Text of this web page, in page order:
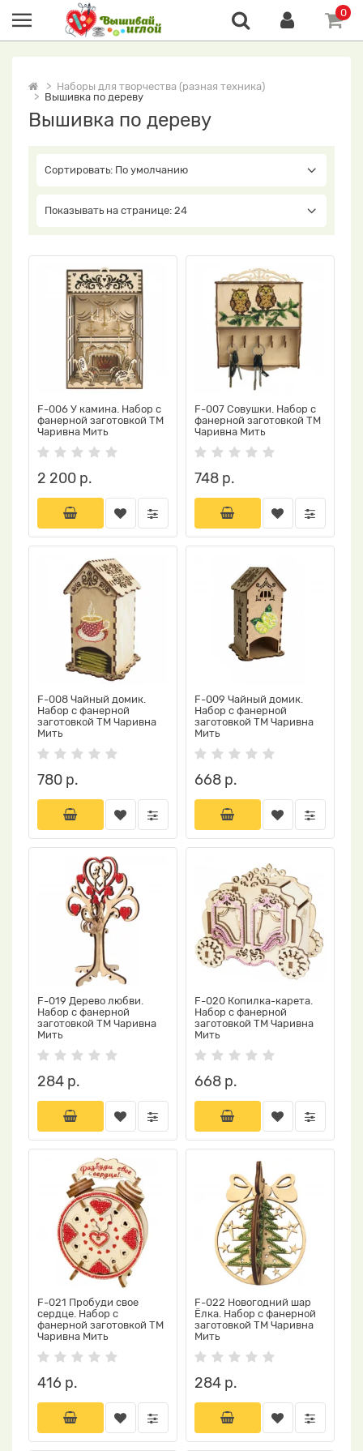
0
Наборы для творчества (разная техника)
Вышивка по дереву
Вышивка по дереву
Сортировать: По умолчанию
Показывать на странице: 24
F-006 У камина. Набор с
фанерной заготовкой ТМ
Чаривна Мить
2 200 р.
F-007 Совушки. Набор с
фанерной заготовкой ТМ
Чаривна Мить
748 р.
F-008 Чайный домик.
Набор с фанерной
заготовкой ТМ Чаривна
Мить
780 р.
F-009 Чайный домик.
Набор с фанерной
заготовкой ТМ Чаривна
Мить
668 р.
F-019 Дерево любви.
Набор с фанерной
заготовкой ТМ Чаривна
Мить
284 р.
F-020 Копилка-карета.
Набор с фанерной
заготовкой ТМ Чаривна
Мить
668 р.
F-021 Пробуди свое
сердце. Набор с
фанерной заготовкой ТМ
Чаривна Мить
416 р.
F-022 Новогодний шар
Ёлка. Набор с фанерной
заготовкой ТМ Чаривна
Мить
284 р.